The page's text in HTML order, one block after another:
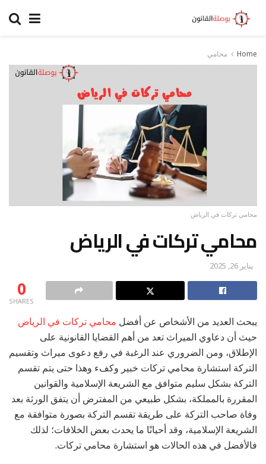
Home محامي
محامي تركات في الرياض
محامي تركات في الرياض
يناير 26, 2025
0
SHARES
يبحث العديد من الأشخاص عن أفضل محامي تركات في الرياض
حيث أن دعاوي الميراث تعد من أهم القضايا القانونية على
الإطلاق، ومن الضروري عند الرغبة في رفع دعوى ميراث وتقسيم
التركة استشارة محامي تركات خبير وكفء وهذا حتى يتم تقسم
التركة بشكل سليم متوافق مع الشريعة الإسلامية والقوانين
المقررة بالمملكة، بشكل طبيعي من المفترض أن يتفق الورثة بعد
وفاة صاحب التركة على طريقة تقسم التركة بصورة متوافقة مع
الشريعة الإسلامية، وقد أحيانًا ما يحدث بعض الخلافات؛ لذلك
فالأفضل في هذه الحالات هو استشارة محامي تركات.